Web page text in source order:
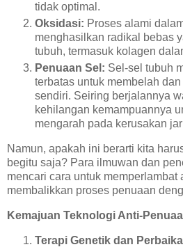
tidak optimal.
Oksidasi: Proses alami
menghasilkan radikal bebas
tubuh, termasuk kolagen
Penuaan Sel: Sel-sel tubuh
terbatas untuk membelah
sendiri. Seiring berjalannya
kehilangan kemampuannya
mengarah pada kerusakan
Namun, apakah ini berarti kita
begitu saja? Para ilmuwan dan
mencari cara untuk memperlambat
membalikkan proses penuaan
Kemajuan Teknologi Anti-
Terapi Genetik dan